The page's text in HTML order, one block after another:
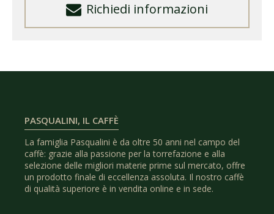
Richiedi informazioni
PASQUALINI, IL CAFFÈ
La famiglia Pasqualini è da oltre 50 anni nel campo del
caffè: grazie alla passione per la torrefazione e alla
selezione delle migliori materie prime sul mercato, offre
un prodotto finale di eccellenza assoluta. Il nostro caffè
di qualità superiore è in vendita online e in sede.